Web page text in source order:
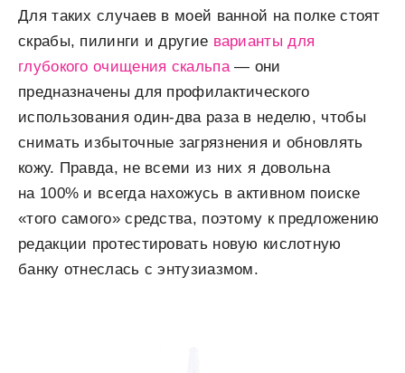
Для таких случаев в моей ванной на полке стоят
скрабы, пилинги и другие варианты для
глубокого очищения скальпа— они
предназначены для профилактического
использования один-два раза в неделю, чтобы
снимать избыточные загрязнения и обновлять
кожу. Правда, не всеми из них я довольна
на 100% и всегда нахожусь в активном поиске
«того самого» средства, поэтому к предложению
редакции протестировать новую кислотную
банку отнеслась с энтузиазмом.